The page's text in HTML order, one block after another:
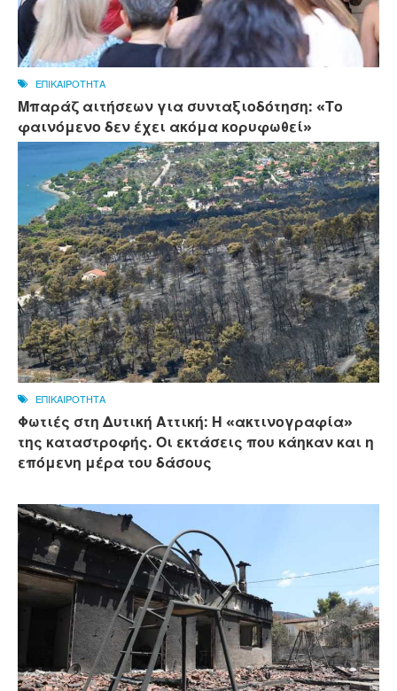
ΕΠΙΚΑΙΡΟΤΗΤΑ
Μπαράζ αιτήσεων για συνταξιοδότηση: «Το
φαινόμενο δεν έχει ακόμα κορυφωθεί»
ΕΠΙΚΑΙΡΟΤΗΤΑ
Φωτιές στη Δυτική Αττική: Η «ακτινογραφία»
της καταστροφής. Οι εκτάσεις που κάηκαν και η
επόμενη μέρα του δάσους